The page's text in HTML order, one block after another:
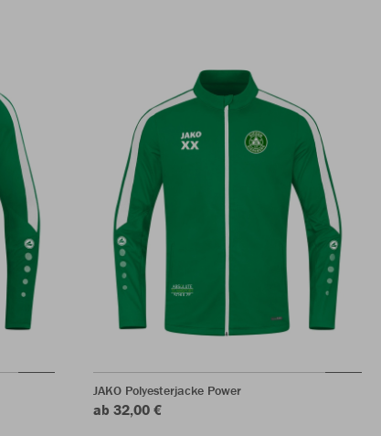
JAKO Polyesterjacke Power
ab 32,00 €